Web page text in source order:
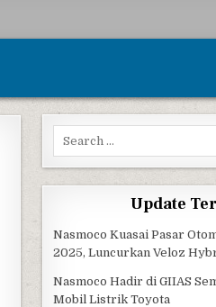
Search for:
Update
Nasmoco Kuasai Pasar
2025, Luncurkan Veloz
Nasmoco Hadir di GIIAS
Mobil Listrik Toyota